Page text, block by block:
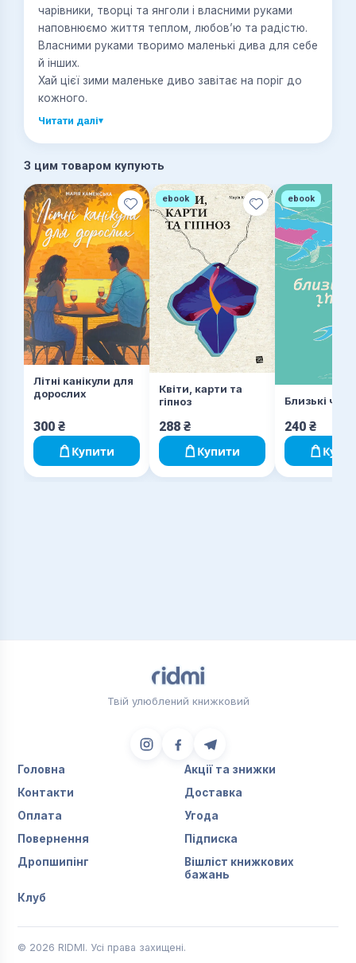
чарівники, творці та янголи і власними руками
наповнюємо життя теплом, любов’ю та радістю.
Власними руками творимо маленькі дива для себе
й інших.
Хай цієї зими маленьке диво завітає на поріг до
кожного.
Читати далі▾
З цим товаром купують
Літні канікули для
дорослих
300 ₴
Купити
ebook
Квіти, карти та
гіпноз
288 ₴
Купити
ebook
Близькі
240 ₴
Твій улюблений книжковий
Головна
Акції та знижки
Контакти
Доставка
Оплата
Угода
Повернення
Підписка
Дропшипінг
Вішліст книжкових
бажань
Клуб
© 2026 RIDMI. Усі права захищені.